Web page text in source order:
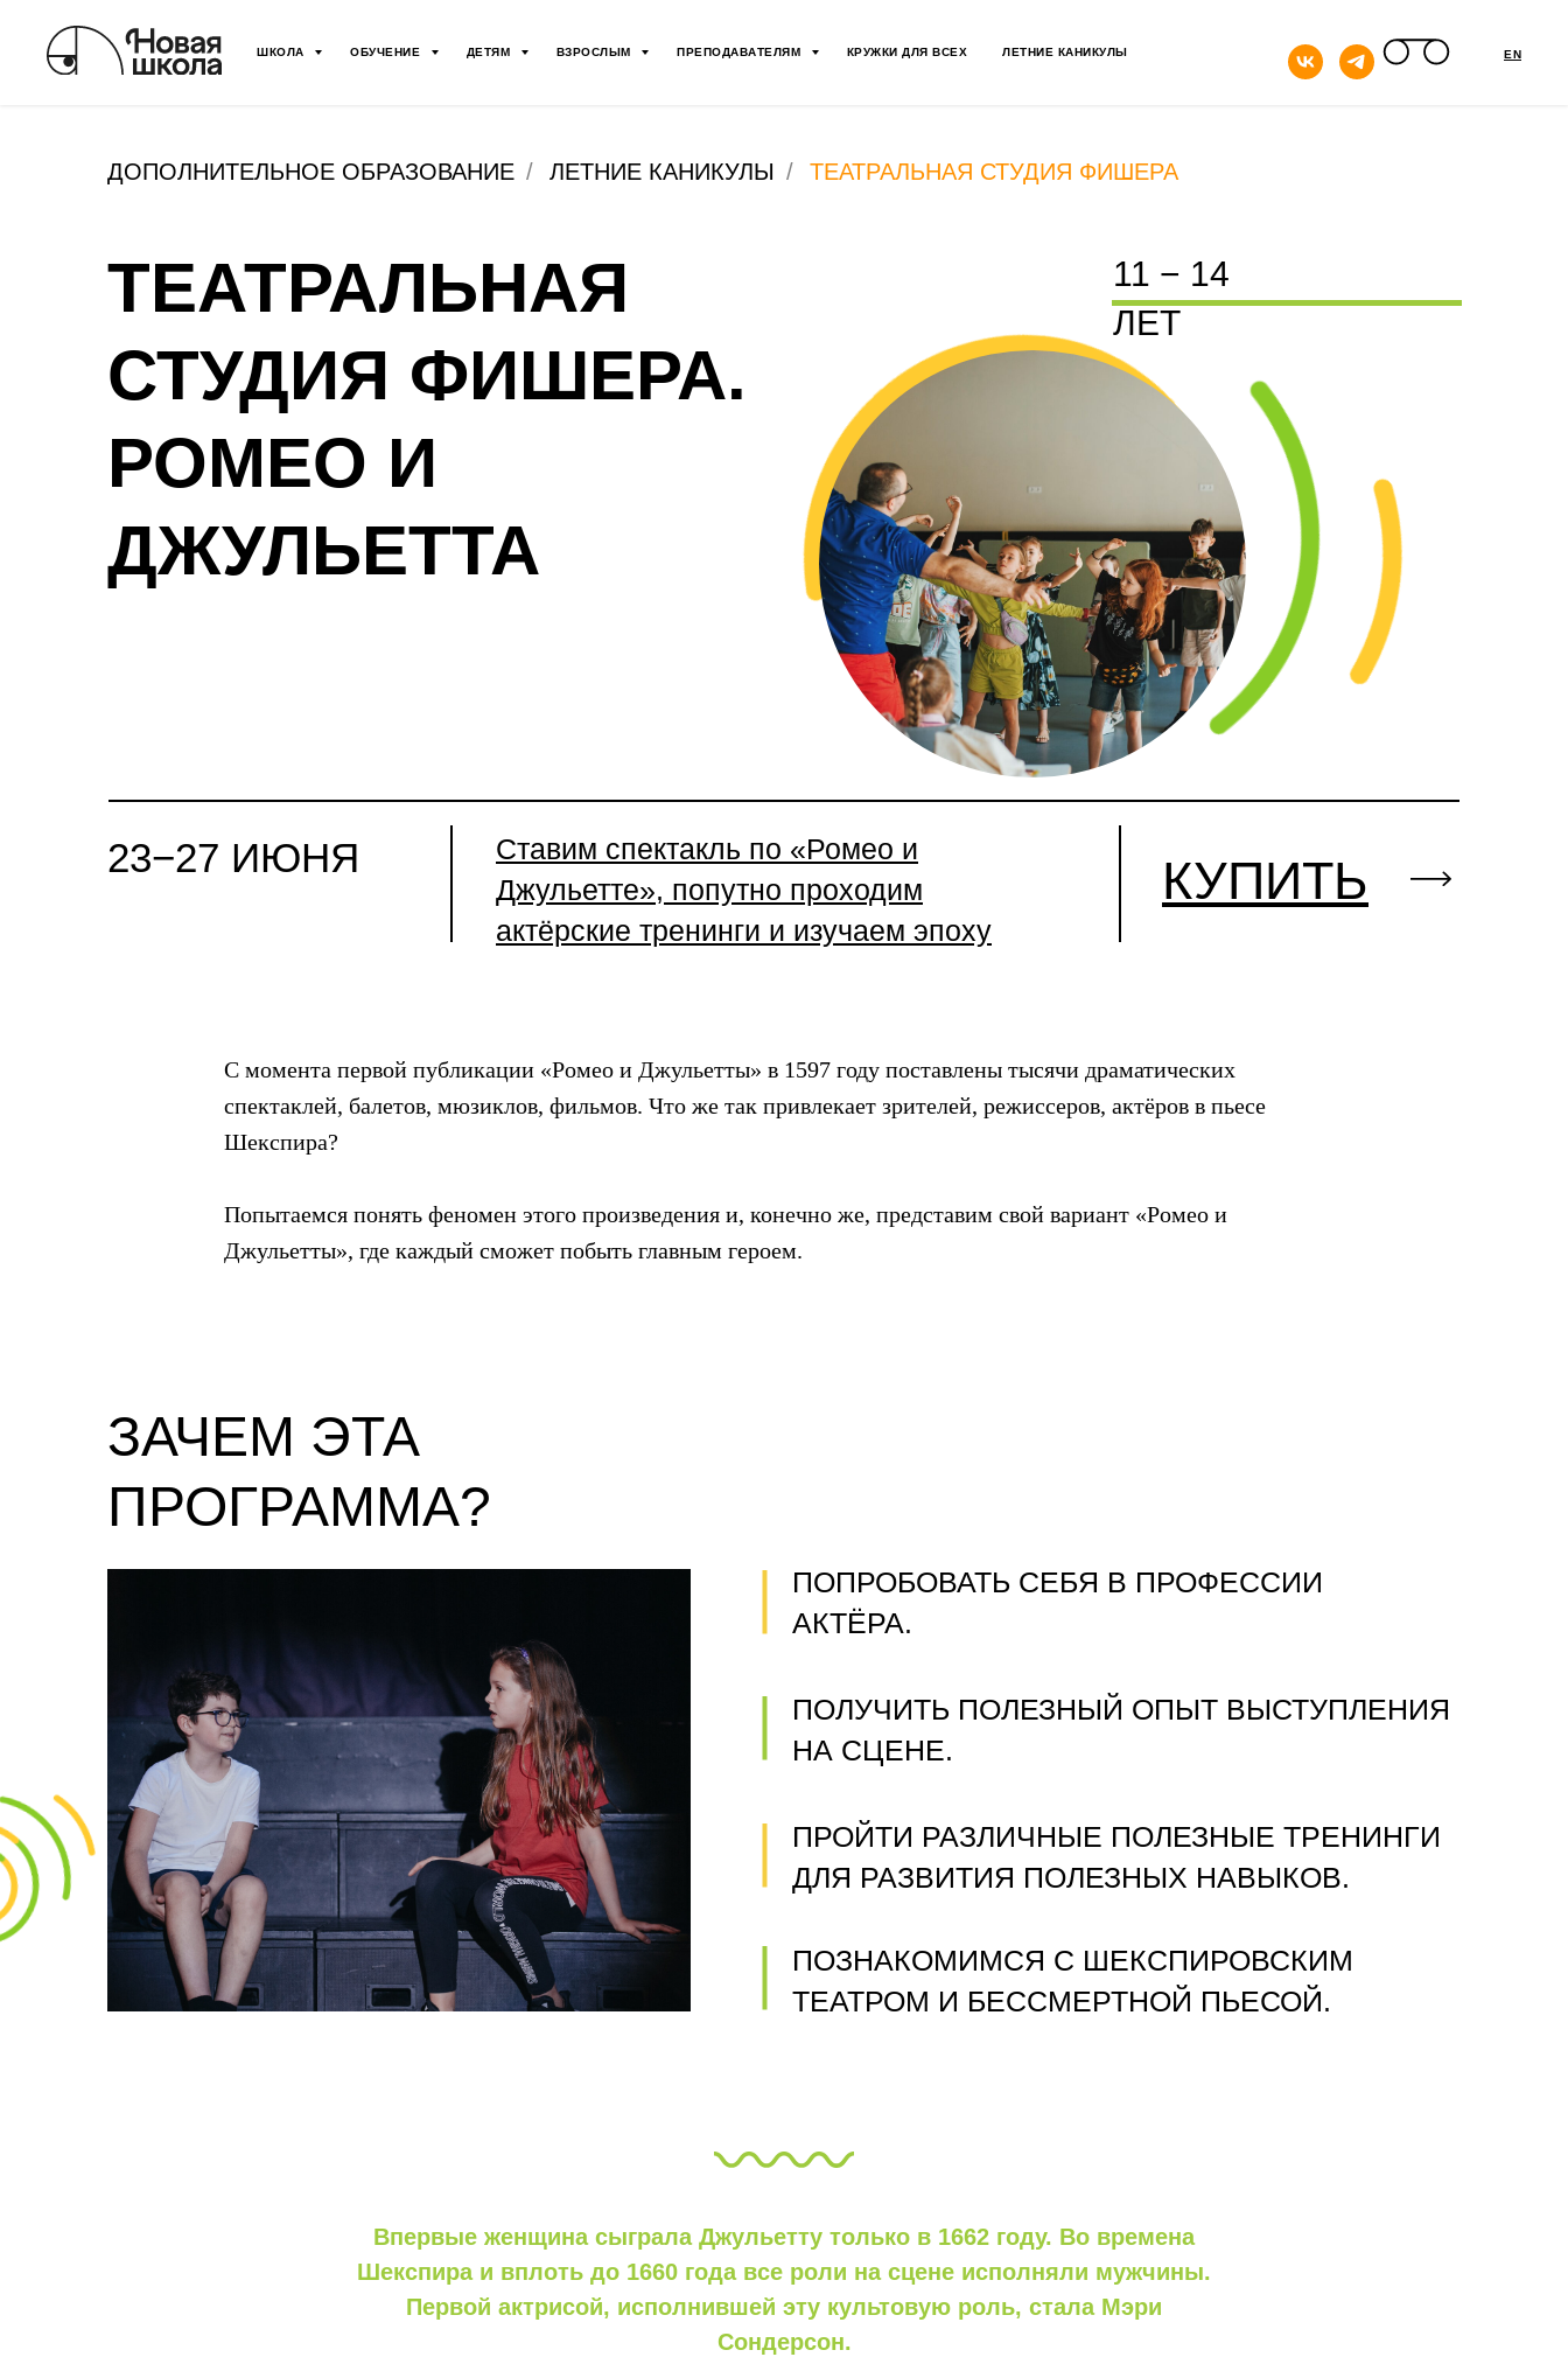
ШКОЛА ОБУЧЕНИЕ ДЕТЯМ ВЗРОСЛЫМ ПРЕПОДАВАТЕЛЯМ КРУЖКИ ДЛЯ ВСЕХ ЛЕТНИЕ КАНИКУЛЫ кнопка EN
ДОПОЛНИТЕЛЬНОЕ ОБРАЗОВАНИЕ / ЛЕТНИЕ КАНИКУЛЫ / ТЕАТРАЛЬНАЯ СТУДИЯ ФИШЕРА
23−27 ИЮНЯ
11 − 14
ЛЕТ
Ставим спектакль по «Ромео и
Джульетте», попутно проходим
актёрские тренинги и изучаем эпоху
КУПИТЬ
ТЕАТРАЛЬНАЯ
СТУДИЯ ФИШЕРА.
РОМЕО И
ДЖУЛЬЕТТА
С момента первой публикации «Ромео и Джульетты» в 1597 году поставлены тысячи драматических
спектаклей, балетов, мюзиклов, фильмов. Что же так привлекает зрителей, режиссеров, актёров в пьесе
Шекспира?
Попытаемся понять феномен этого произведения и, конечно же, представим свой вариант «Ромео и
Джульетты», где каждый сможет побыть главным героем.
ЗАЧЕМ ЭТА
ПРОГРАММА?
ПОПРОБОВАТЬ СЕБЯ
В ПРОФЕССИИ АКТЁРА.
ПОПРОБОВАТЬ СЕБЯ В ПРОФЕССИИ
АКТЁРА.
ПОЛУЧИТЬ ПОЛЕЗНЫЙ ОПЫТ ВЫСТУПЛЕНИЯ
НА СЦЕНЕ.
ПРОЙТИ РАЗЛИЧНЫЕ ПОЛЕЗНЫЕ ТРЕНИНГИ
ДЛЯ РАЗВИТИЯ ПОЛЕЗНЫХ НАВЫКОВ.
ПОЗНАКОМИМСЯ С ШЕКСПИРОВСКИМ
ТЕАТРОМ И БЕССМЕРТНОЙ ПЬЕСОЙ.
Впервые женщина сыграла Джульетту только в 1662 году. Во времена
Шекспира и вплоть до 1660 года все роли на сцене исполняли мужчины.
Первой актрисой, исполнившей эту культовую роль, стала Мэри
Сондерсон.